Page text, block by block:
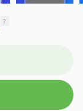
?